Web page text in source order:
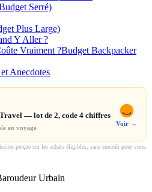
Serré)
Plus Large)
Y Aller ?
Vraiment ?Budget Backpacker
Anecdotes
— lot de 2, code 4 chiffres
en voyage
Voir →
perçue sur les achats éligibles, sans surcoût pour vous.
Urbain